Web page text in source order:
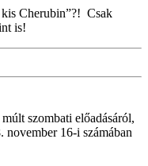
kis Cherubin”?! Csak
is!
szombati előadásáról,
november 16-i számában